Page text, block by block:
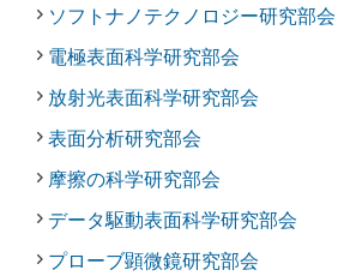
ソフトナノテクノロジー研究部会
電極表面科学研究部会
放射光表面科学研究部会
表面分析研究部会
摩擦の科学研究部会
データ駆動表面科学研究部会
プローブ顕微鏡研究部会